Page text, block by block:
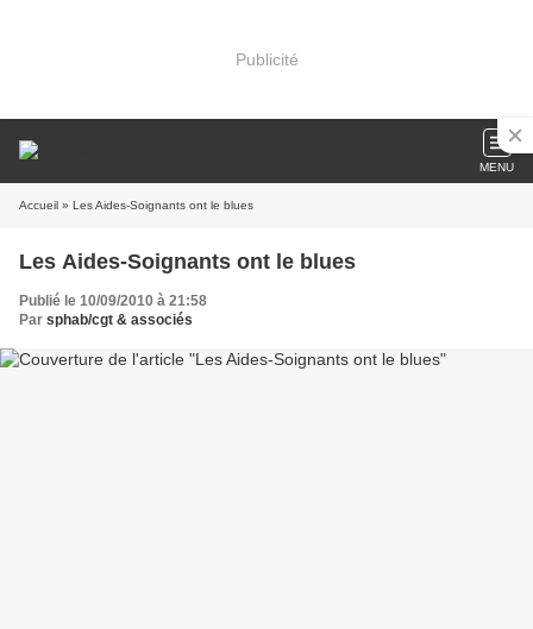
Publicité
MENU
Accueil » Les Aides-Soignants ont le blues
Les Aides-Soignants ont le blues
Publié le 10/09/2010 à 21:58
Par sphab/cgt & associés